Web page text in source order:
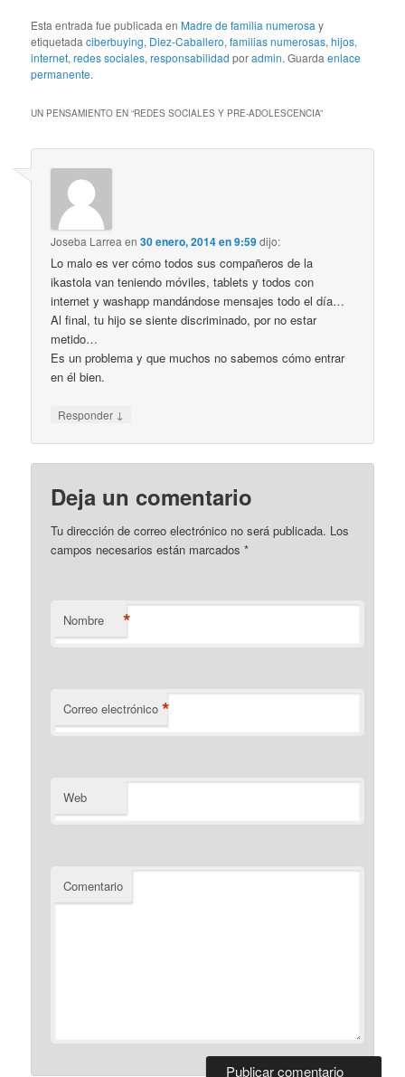
Esta entrada fue publicada enMadre de familia numerosa y
etiquetadaciberbuying, Diez-Caballero,familias numerosas,hijos,
internet,redes sociales,responsabilidad poradmin. Guardaenlace
permanente.
UN PENSAMIENTO EN “REDES SOCIALES Y PRE-ADOLESCENCIA”
Joseba Larrea en30 enero, 2014 en 9:59dijo:
Lo malo es ver cómo todos sus compañeros de la
ikastola van teniendo móviles, tablets y todos con
internet y washapp mandándose mensajes todo el día…
Al final, tu hijo se siente discriminado, por no estar
metido…
Es un problema y que muchos no sabemos cómo entrar
en él bien.
Responder ↓
Deja un comentario
Tu dirección de correo electrónico no será publicada. Los
campos necesarios están marcados*
Nombre *
Correo electrónico *
Web
Comentario